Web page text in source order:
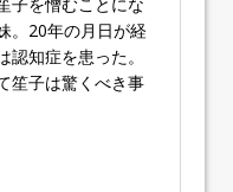
。20年の月日が経
認知症を患った。
笙子は驚くべき事